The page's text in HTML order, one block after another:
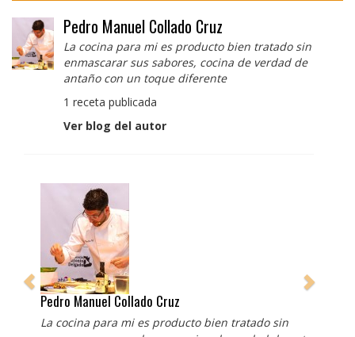
Pedro Manuel Collado Cruz
La cocina para mi es producto bien tratado sin
enmascarar sus sabores, cocina de verdad de
antaño con un toque diferente
1 receta publicada
Ver blog del autor
Pedro Manuel Collado Cruz
La cocina para mi es producto bien tratado sin